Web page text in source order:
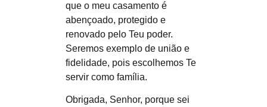
que o meu casamento é
abençoado, protegido e
renovado pelo Teu poder.
Seremos exemplo de união e
fidelidade, pois escolhemos Te
servir como família.
Obrigada, Senhor, porque sei